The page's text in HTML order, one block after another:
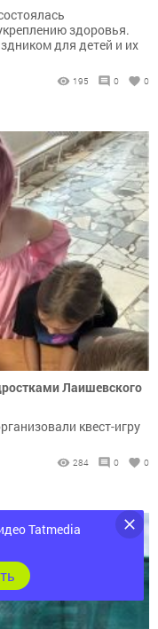
здоровья.
для детей и их
195 0 0
Лаишевского
квест-игру
284 0 0
Tatmedia